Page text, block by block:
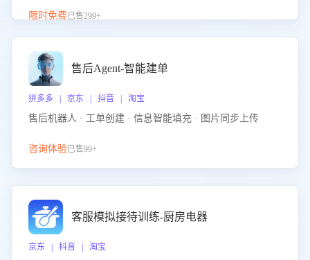
的应对要点，轻松提升服务能力。
限时免费已售299+
售后Agent-智能建单
拼多多 | 京东 | 抖音 | 淘宝
售后机器人 · 工单创建 · 信息智能填充 · 图片同步上传
咨询体验已售99+
客服模拟接待训练-厨房电器
京东 | 抖音 | 淘宝